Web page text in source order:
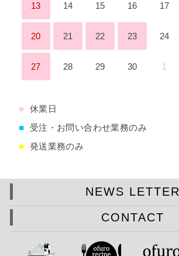
13 14 15 16 17
20 21 22 23 24
27 28 29 30 1
■
休業日
■
受注・お問い合わせ業務のみ
■ 発送業務のみ
NEWS LETTER
CONTACT